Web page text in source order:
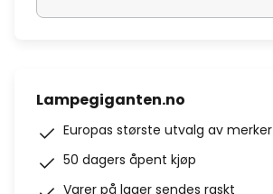
Lampegiganten.no
Europas største utvalg av merker
50 dagers åpent kjøp
Varer på lager sendes raskt